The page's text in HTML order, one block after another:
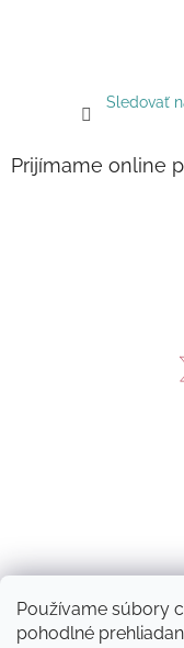
Používame súbory
pohodlné
Sledovať
Prijímame online